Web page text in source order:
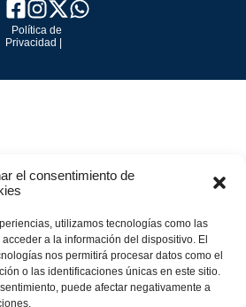
el consentimiento de
utilizamos tecnologías como las
a la información del dispositivo. El
nos permitirá procesar datos como el
o las identificaciones únicas en este sitio.
puede afectar negativamente a
Política de
Privacidad